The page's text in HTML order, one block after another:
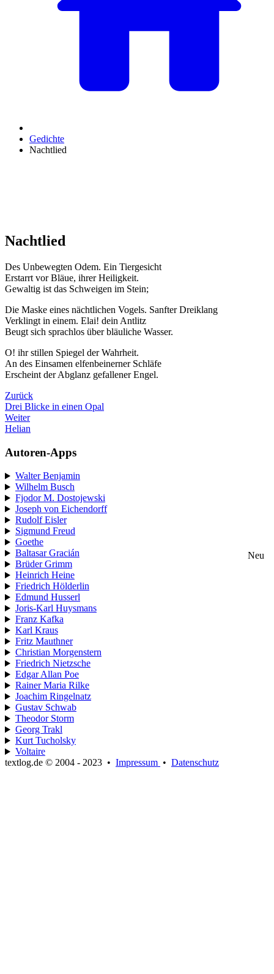
Gedichte
Nachtlied
Nachtlied
Des Unbewegten Odem. Ein Tiergesicht
Erstarrt vor Bläue, ihrer Heiligkeit.
Gewaltig ist das Schweigen im Stein;
Die Maske eines nächtlichen Vogels. Sanfter Dreiklang
Verklingt in einem. Elai! dein Antlitz
Beugt sich sprachlos über bläuliche Wasser.
O! ihr stillen Spiegel der Wahrheit.
An des Einsamen elfenbeinerner Schläfe
Erscheint der Abglanz gefallener Engel.
Zurück
Drei Blicke in einen Opal
Weiter
Helian
Autoren-Apps
Walter Benjamin
Wilhelm Busch
Fjodor M. Dostojewski
Joseph von Eichendorff
Rudolf Eisler
Sigmund Freud
Goethe
Baltasar Gracián
Neu
Brüder Grimm
Heinrich Heine
Friedrich Hölderlin
Edmund Husserl
Joris-Karl Huysmans
Franz Kafka
Karl Kraus
Fritz Mauthner
Christian Morgenstern
Friedrich Nietzsche
Edgar Allan Poe
Rainer Maria Rilke
Joachim Ringelnatz
Gustav Schwab
Theodor Storm
Georg Trakl
Kurt Tucholsky
Voltaire
textlog.de © 2004 - 2023 • Impressum • Datenschutz